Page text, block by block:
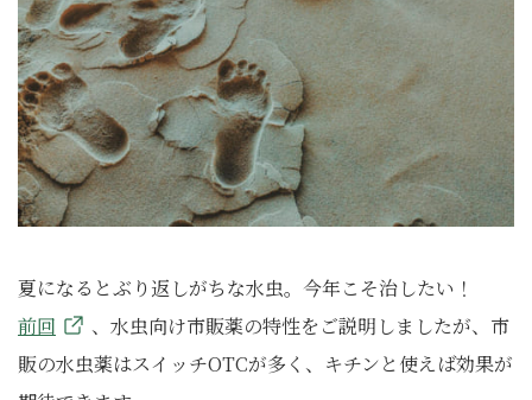
夏になるとぶり返しがちな水虫。今年こそ治したい！
前回
、水虫向け市販薬の特性をご説明しましたが、市
販の水虫薬はスイッチOTCが多く、キチンと使えば効果が